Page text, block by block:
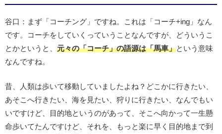
谷口：まず「コーチング」ですね。これは「コーチ+ing」なん
です。コーチをしていくっていうことなんですが、どういうこ
とかというと、 元々の「コーチ」の語源は「馬車」という意味
なんですね。
昔、人類は歩いて移動していましたよね？どこかに行きたい、
あそこへ行きたい、海を見たい、狩りに行きたい、なんでもい
いですけど、目的地というのがあって、そこへ向かって一生懸
命歩いてたんですけど、それを、もっと楽に早く目的地まで到